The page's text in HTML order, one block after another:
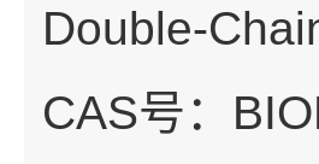
Double-
CAS号：